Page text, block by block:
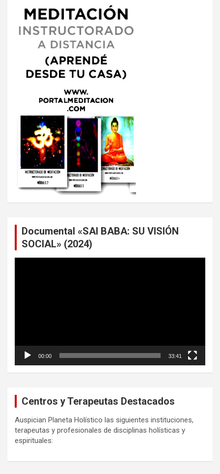
Documental «SAI BABA: SU VISIÓN
SOCIAL» (2024)
00:00 33:41
Centros y Terapeutas Destacados
Auspician Planeta Holístico las siguientes instituciones,
terapeutas y profesionales de disciplinas holísticas y
espirituales: